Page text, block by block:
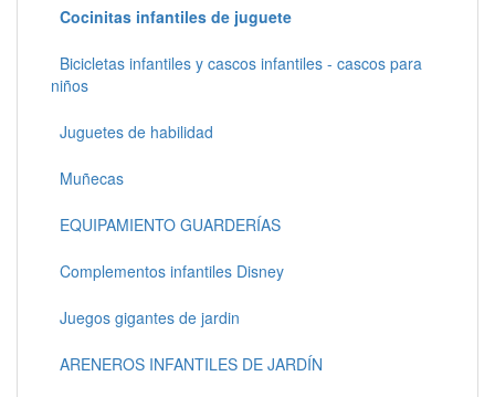
Cocinitas infantiles de juguete
Bicicletas infantiles y cascos infantiles - cascos para
niños
Juguetes de habilidad
Muñecas
EQUIPAMIENTO GUARDERÍAS
Complementos infantiles Disney
Juegos gigantes de jardin
ARENEROS INFANTILES DE JARDÍN